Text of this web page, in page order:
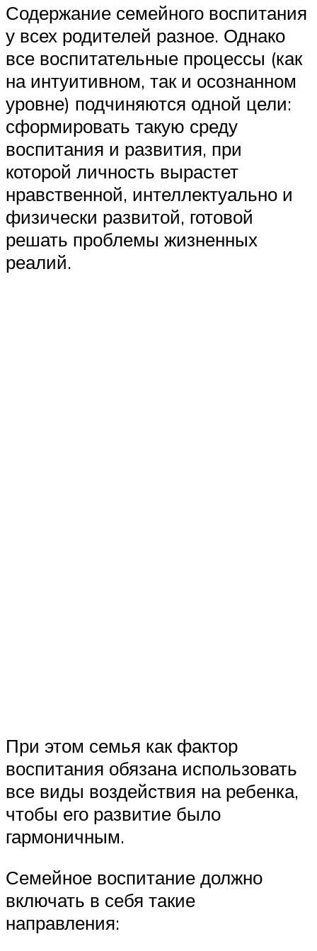
Содержание семейного воспитания
у всех родителей разное. Однако
все воспитательные процессы (как
на интуитивном, так и осознанном
уровне) подчиняются одной цели:
сформировать такую среду
воспитания и развития, при
которой личность вырастет
нравственной, интеллектуально и
физически развитой, готовой
решать проблемы жизненных
реалий.
При этом семья как фактор
воспитания обязана использовать
все виды воздействия на ребенка,
чтобы его развитие было
гармоничным.
Семейное воспитание должно
включать в себя такие
направления: